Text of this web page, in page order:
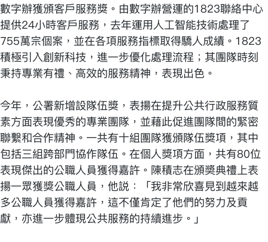
數字辦獲頒客戶服務獎。由數字辦營運的1823聯絡中心
提供24小時客戶服務，去年運用人工智能技術處理了
755萬宗個案，並在各項服務指標取得驕人成績。1823
積極引入創新科技，進一步優化處理流程；其團隊時刻
秉持專業有禮、高效的服務精神，表現出色。
今年，公署新增設隊伍獎，表揚在提升公共行政服務質
素方面表現優秀的專業團隊，並藉此促進團隊間的緊密
聯繫和合作精神。一共有十組團隊獲頒隊伍獎項，其中
包括三組跨部門協作隊伍。在個人獎項方面，共有80位
表現傑出的公職人員獲得嘉許。陳積志在頒奬典禮上表
揚一眾獲獎公職人員，他説：「我非常欣喜見到越來越
多公職人員獲得嘉許，這不僅肯定了他們的努力及貢
獻，亦進一步體現公共服務的持續進步。」